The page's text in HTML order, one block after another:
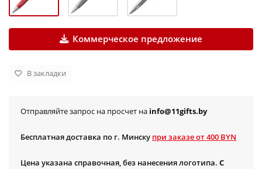
Коммерческое предложение
В закладки
Отправляйте запрос на просчет на info@11gifts.by
Бесплатная доставка по г. Минску при заказе от 400 BYN
Цена указана справочная, без нанесения логотипа. С